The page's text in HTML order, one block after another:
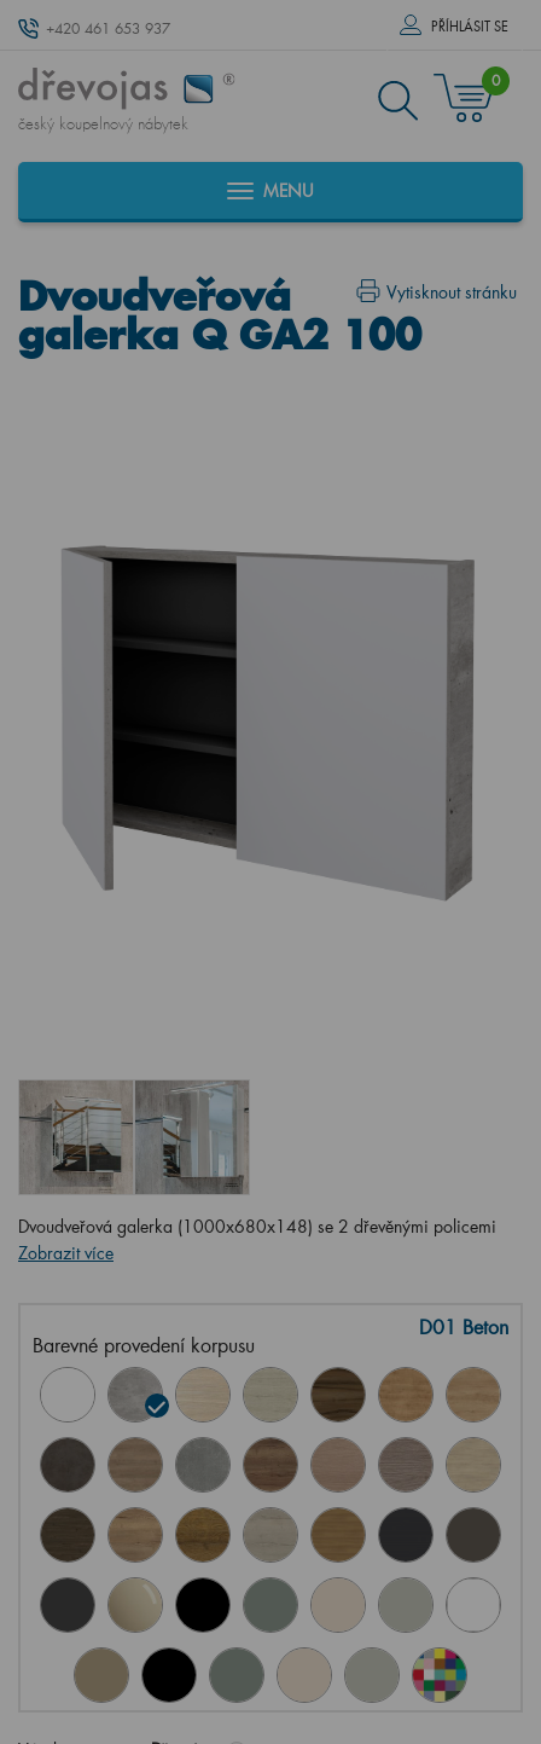
+420 461 653 937 PŘÍHLÁSIT SE
český koupelnový nábytek
0
MENU
Vytisknout stránku
Dvoudveřová
galerka Q GA2 100
Dvoudveřová galerka (1000x680x148) se 2 dřevěnými policemi
Zobrazit více
Barevné provedení korpusu
D01 Beton